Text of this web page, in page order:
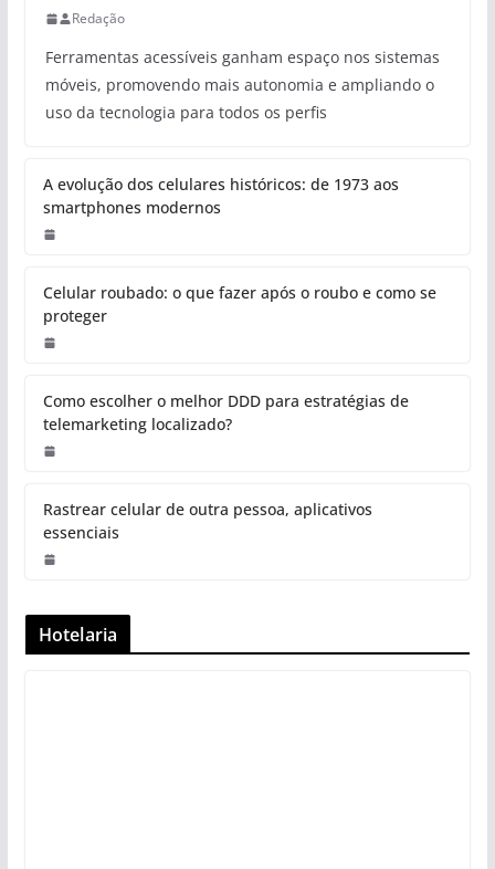
Redação
Ferramentas acessíveis ganham espaço nos sistemas
móveis, promovendo mais autonomia e ampliando o
uso da tecnologia para todos os perfis
A evolução dos celulares históricos: de 1973 aos
smartphones modernos
Celular roubado: o que fazer após o roubo e como se
proteger
Como escolher o melhor DDD para estratégias de
telemarketing localizado?
Rastrear celular de outra pessoa, aplicativos
essenciais
Hotelaria